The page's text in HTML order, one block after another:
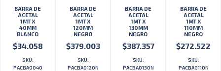
BARRA DE
ACETAL
1MT X
40MM
BLANCO
$34.058
SKU:
PACBA0040
BARRA DE
ACETAL
1MT X
120MM
NEGRO
$379.003
SKU:
PACBA0120N
BARRA DE
ACETAL
1MT X
130MM
NEGRO
$387.357
SKU:
PACBA0130N
BARRA DE
ACETAL
1MT X
110MM
NEGRO
$272.522
SKU:
PACBA0110N